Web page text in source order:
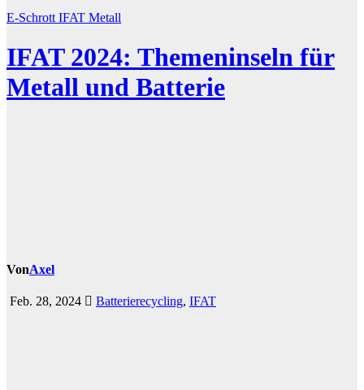
E-Schrott IFAT Metall
IFAT 2024: Themeninseln für
Metall und Batterie
VonAxel
Feb. 28, 2024 Batterierecycling, IFAT